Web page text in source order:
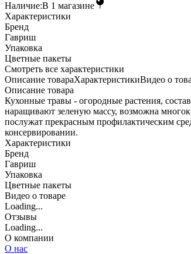
Наличие:В 1 магазине
Характеристики
Бренд
Гавриш
Упаковка
Цветные пакеты
Cмотреть все характеристики
Описание товараХарактеристикиВидео о
Описание товара
Кухонные травы - огородные растения,
наращивают зеленую массу, возможна
послужат прекрасным профилактическим
консервировании.
Характеристики
Бренд
Гавриш
Упаковка
Цветные пакеты
Видео о товаре
Loading...
Отзывы
Loading...
О компании
О нас